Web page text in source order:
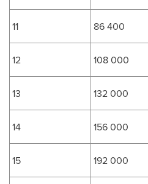
11 86 400
12 108 000
13 132 000
14 156 000
15 192 000